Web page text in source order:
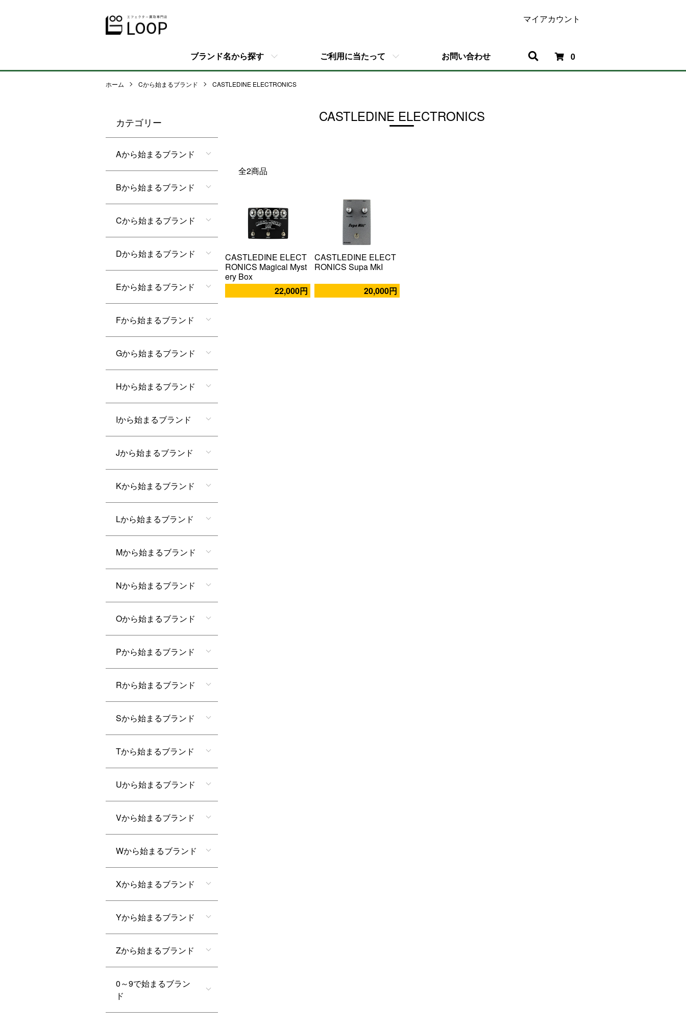
0
ブランド名から探す ご利用に当たって お問い合わせ
マイアカウント
ホーム Cから始まるブランド CASTLEDINE ELECTRONICS
CASTLEDINE ELECTRONICS
全2商品
CASTLEDINE ELECT
RONICS Magical Myst
ery Box
22,000円
CASTLEDINE ELECT
RONICS Supa MkI
20,000円
カテゴリー
Aから始まるブランド
Bから始まるブランド
Cから始まるブランド
Dから始まるブランド
Eから始まるブランド
Fから始まるブランド
Gから始まるブランド
Hから始まるブランド
Iから始まるブランド
Jから始まるブランド
Kから始まるブランド
Lから始まるブランド
Mから始まるブランド
Nから始まるブランド
Oから始まるブランド
Pから始まるブランド
Rから始まるブランド
Sから始まるブランド
Tから始まるブランド
Uから始まるブランド
Vから始まるブランド
Wから始まるブランド
Xから始まるブランド
Yから始まるブランド
Zから始まるブランド
0～9で始まるブラン
ド